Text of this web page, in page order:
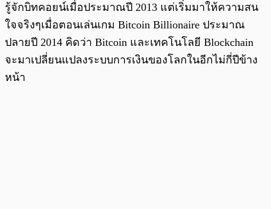
รู้จักบิทคอยน์เมื่อประมาณปี 2013 แต่เริ่มมาให้ความสน
ใจจริงๆเมื่อตอนเล่นเกม Bitcoin Billionaire ประมาณ
ปลายปี 2014 คิดว่า Bitcoin และเทคโนโลยี Blockchain
จะมาเปลี่ยนแปลงระบบการเงินของโลกในอีกไม่กี่ปีข้าง
หน้า